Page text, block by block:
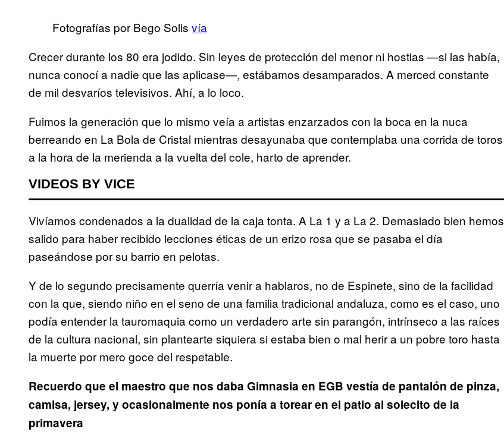
Fotografías por Bego Solis vía
Crecer durante los 80 era jodido. Sin leyes de protección del menor ni hostias —si las había,
nunca conocí a nadie que las aplicase—, estábamos desamparados. A merced constante
de mil desvaríos televisivos. Ahí, a lo loco.
Fuimos la generación que lo mismo veía a artistas enzarzados con la boca en la nuca
berreando en La Bola de Cristal mientras desayunaba que contemplaba una corrida de toros
a la hora de la merienda a la vuelta del cole, harto de aprender.
VIDEOS BY VICE
Vivíamos condenados a la dualidad de la caja tonta. A La 1 y a La 2. Demasiado bien hemos
salido para haber recibido lecciones éticas de un erizo rosa que se pasaba el día
paseándose por su barrio en pelotas.
Y de lo segundo precisamente querría venir a hablaros, no de Espinete, sino de la facilidad
con la que, siendo niño en el seno de una familia tradicional andaluza, como es el caso, uno
podía entender la tauromaquia como un verdadero arte sin parangón, intrínseco a las raíces
de la cultura nacional, sin plantearte siquiera si estaba bien o mal herir a un pobre toro hasta
la muerte por mero goce del respetable.
Recuerdo que el maestro que nos daba Gimnasia en EGB vestía de pantalón de pinza,
camisa, jersey, y ocasionalmente nos ponía a torear en el patio al solecito de la
primavera